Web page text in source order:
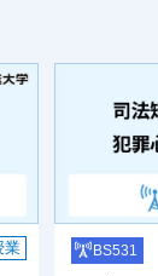
業 BS531